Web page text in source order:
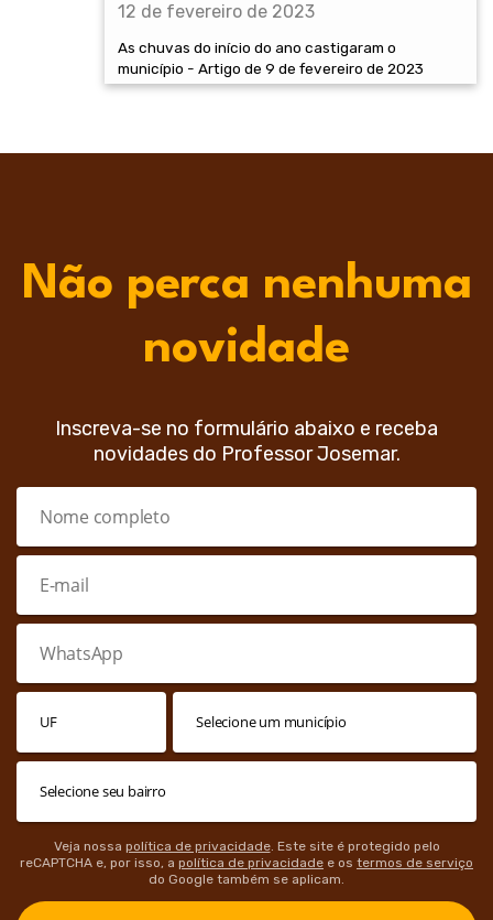
12 de fevereiro de 2023
As chuvas do início do ano castigaram o
município - Artigo de 9 de fevereiro de 2023
Não perca nenhuma
novidade
Inscreva-se no formulário abaixo e receba
novidades do Professor Josemar.
Veja nossa política de privacidade. Este site é protegido pelo
reCAPTCHA e, por isso, a política de privacidade e os termos de serviço
do Google também se aplicam.